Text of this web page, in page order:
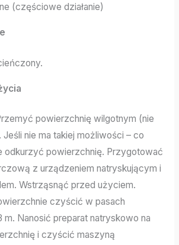
(częściowe działanie)
powierzchnię wilgotnym (nie
nie ma takiej możliwości – co
odkurzyć powierzchnię. Przygotować
z urządzeniem natryskującym i
Wstrząsnąć przed użyciem.
czyścić w pasach
m. Nanosić preparat natryskowo na
i czyścić maszyną